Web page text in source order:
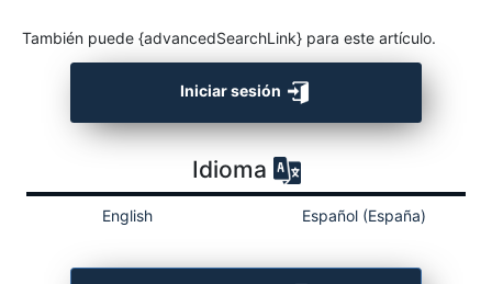
También puede {advancedSearchLink} para este artículo.
Iniciar sesión
Idioma
English Español (España)